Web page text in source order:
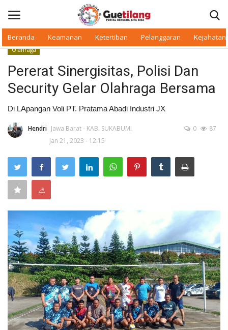
Beranda Keamanan Ketertiban Pelanggaran Kejahatan
Beranda
Daerah
Makan Bergizi
Warkop Digital
Pelanggaran
Ketertiban
Keamanan
Kejahatan
Cybers Event
UMKM & Ekonomi Kreatif
Olahraga
Pererat Sinergisitas, Polisi Dan
Security Gelar Olahraga Bersama
Di LApangan Voli PT. Pratama Abadi Industri JX
Hendri Jawa Barat - KAB. SUKABUMI
Jan 21, 2023 - 12:15
0 87
⚠